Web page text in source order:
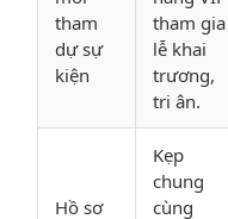
tham
dự sự
kiện
tham gia
lễ khai
trương,
tri ân.
Hồ sơ
Kẹp
chung
cùng